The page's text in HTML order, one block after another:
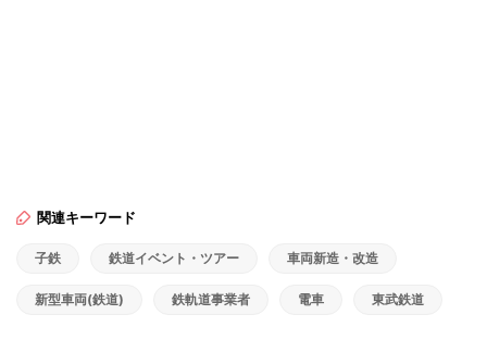
関連キーワード
子鉄 鉄道イベント・ツアー 車両新造・改造
新型車両(鉄道) 鉄軌道事業者 電車 東武鉄道